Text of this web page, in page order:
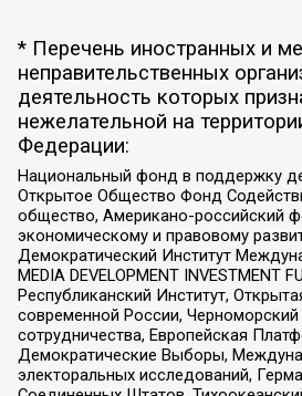
* Перечень иностранных и
неправительственных
деятельность которых
нежелательной на
Федерации:
Национальный фонд в поддержку
Открытое Общество Фонд
общество, Американо-российский
экономическому и правовому
Демократический Институт
MEDIA DEVELOPMENT INVESTMENT
Республиканский Институт,
современной России,
сотрудничества, Европейская
Демократические Выборы,
электоральных исследований,